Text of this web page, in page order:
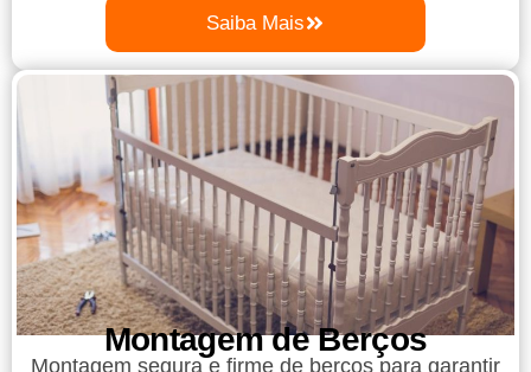
Saiba Mais
Montagem de Berços
Montagem segura e firme de berços para garantir